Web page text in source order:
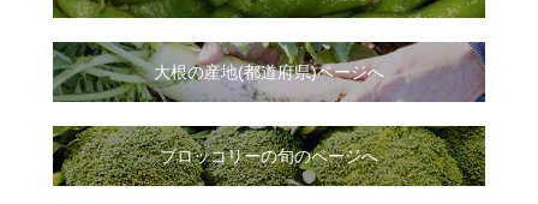
大根の産地(都道府県)ページへ
ブロッコリーの旬のページへ